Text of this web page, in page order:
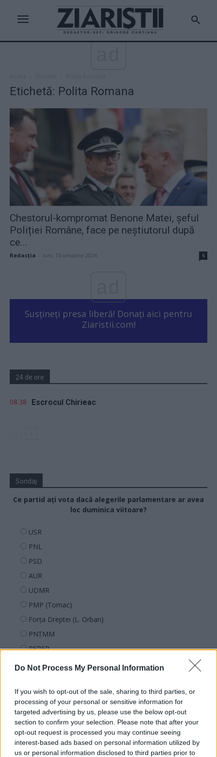
Do Not Process My Personal Information
If you wish to opt-out of the sale, sharing to third parties, or
processing of your personal or sensitive information for
targeted advertising by us, please use the below opt-out
section to confirm your selection. Please note that after your
opt-out request is processed you may continue seeing
interest-based ads based on personal information utilized by
us or personal information disclosed to third parties prior to
Etichetă: Polita Romana
Chestorul-kompromat Benone Matei, șeful
Poliției Române, face pe neștiutorul după
ce...
Redacţia luni, 15 ianuarie 2024 6
Susțineți presa liberă! Donați aici pentru
Ziaristii.com!
24 de ore
08.38 Escrocul Chirieac
Sondaj
Ce partid ați vota dacă alegerile parlamentare ar avea
loc duminica viitoare?
USR
PNL
PSD
AUR
UDMR
PMP (Tomac)
Forța Dreptei (L. Orban)
PNȚMM
REPER
SENS
POT (Gavrilă)
PACE (Peia)
Acțiunea Conservatoare (Târziu)
PDF (Lazarus)
PUSL (D. Voiculescu)